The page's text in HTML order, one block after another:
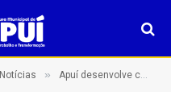
Notícias » Apuí desenvolve checklist vacinal e imuniza mais de 2.900 crianças e adolescentes | Selo UNICEF